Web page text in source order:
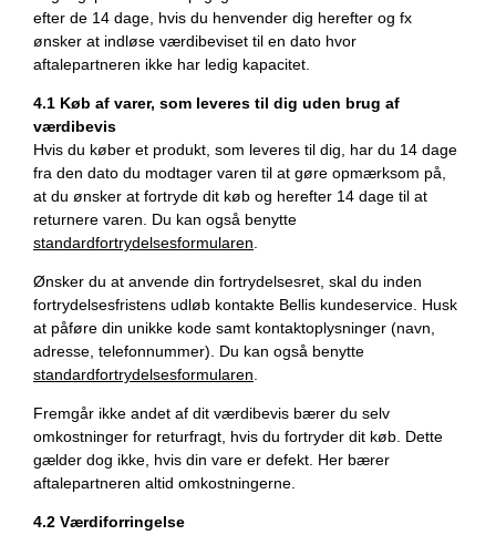
efter de 14 dage, hvis du henvender dig herefter og fx
ønsker at indløse værdibeviset til en dato hvor
aftalepartneren ikke har ledig kapacitet.
4.1 Køb af varer, som leveres til dig uden brug af
værdibevis
Hvis du køber et produkt, som leveres til dig, har du 14 dage
fra den dato du modtager varen til at gøre opmærksom på,
at du ønsker at fortryde dit køb og herefter 14 dage til at
returnere varen. Du kan også benytte
standardfortrydelsesformularen
Ønsker du at anvende din fortrydelsesret, skal du inden
fortrydelsesfristens udløb kontakte Bellis kundeservice. Husk
at påføre din unikke kode samt kontaktoplysninger (navn,
adresse, telefonnummer). Du kan også benytte
standardfortrydelsesformularen
Fremgår ikke andet af dit værdibevis bærer du selv
omkostninger for returfragt, hvis du fortryder dit køb. Dette
gælder dog ikke, hvis din vare er defekt. Her bærer
aftalepartneren altid omkostningerne.
4.2 Værdiforringelse